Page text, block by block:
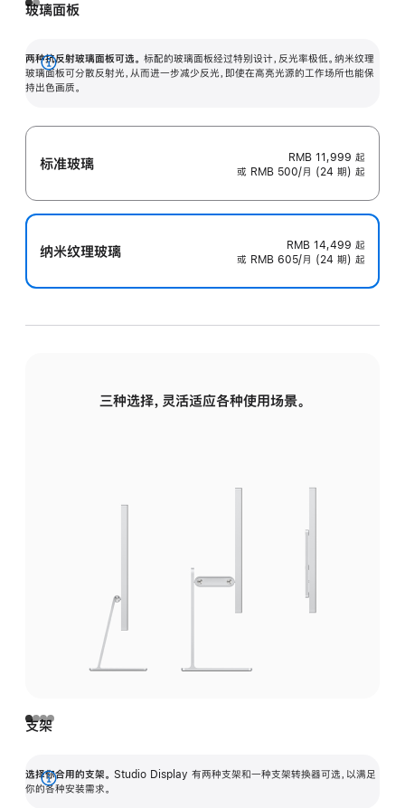
玻璃面板
两种抗反射玻璃面板可选。 标配的玻璃面板经过特别设计，反光率极低。纳米纹理
玻璃面板可分散反射光，从而进一步减少反光，即使在高亮光源的工作场所也能保
持出色画质。
展
开
标准玻璃 RMB 11,999 起
或 RMB 500/月 (24 期) 起
纳米纹理玻璃 RMB 14,499 起
或 RMB 605/月 (24 期) 起
三种选择，灵活适应各种使用场景。
支架
选择你合用的支架。 Studio Display 有两种支架和一种支架转换器可选，以满足
你的各种安装需求。
展